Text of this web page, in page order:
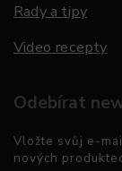
Rady a tipy
Video recepty
Odebírat
Vložte svůj e-
nových